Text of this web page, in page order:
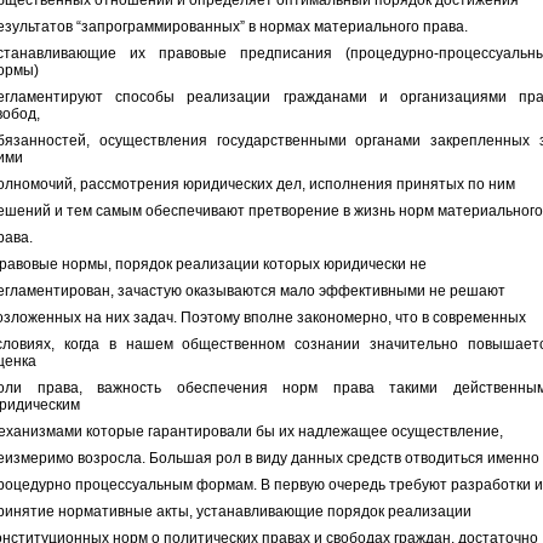
“запрограммированных” в нормах материального права.
их правовые предписания (процедурно-
способы реализации гражданами и организациями
осуществления государственными органами закрепленных
рассмотрения юридических дел, исполнения принятых по ним
и тем самым обеспечивают претворение в жизнь норм материального
нормы, порядок реализации которых юридически не
зачастую оказываются мало эффективными не решают
на них задач. Поэтому вполне закономерно, что в современных
когда в нашем общественном сознании значительно
права, важность обеспечения норм права такими
которые гарантировали бы их надлежащее осуществление,
возросла. Большая рол в виду данных средств отводиться именно
процессуальным формам. В первую очередь требуют разработки и
нормативные акты, устанавливающие порядок реализации
норм о политических правах и свободах граждан, достаточно